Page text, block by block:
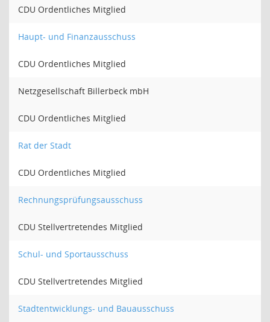
CDU Ordentliches Mitglied
Haupt- und Finanzausschuss
CDU Ordentliches Mitglied
Netzgesellschaft Billerbeck mbH
CDU Ordentliches Mitglied
Rat der Stadt
CDU Ordentliches Mitglied
Rechnungsprüfungsausschuss
CDU Stellvertretendes Mitglied
Schul- und Sportausschuss
CDU Stellvertretendes Mitglied
Stadtentwicklungs- und Bauausschuss